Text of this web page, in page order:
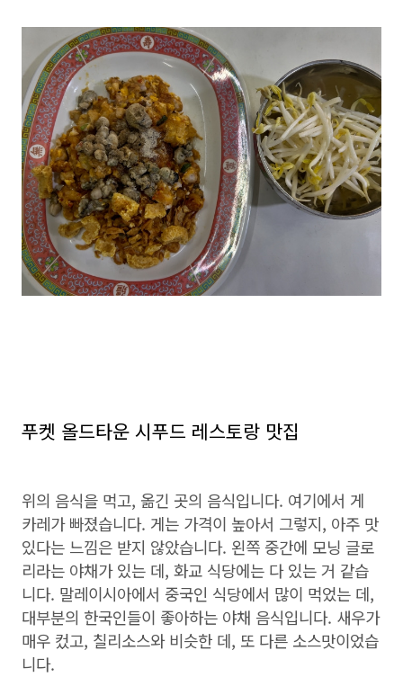
푸켓 올드타운 시푸드 레스토랑 맛집
위의 음식을 먹고, 옮긴 곳의 음식입니다. 여기에서 게
카레가 빠졌습니다. 게는 가격이 높아서 그렇지, 아주 맛
있다는 느낌은 받지 않았습니다. 왼쪽 중간에 모닝 글로
리라는 야채가 있는 데, 화교 식당에는 다 있는 거 같습
니다. 말레이시아에서 중국인 식당에서 많이 먹었는 데,
대부분의 한국인들이 좋아하는 야채 음식입니다. 새우가
매우 컸고, 칠리소스와 비슷한 데, 또 다른 소스맛이었습
니다.